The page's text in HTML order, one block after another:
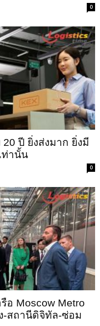
0
ปี ยิ่งส่งมาก ยิ่งมี
ท่านั้น
0
Moscow Metro
-สถานีดิจิทัล-ซ่อม